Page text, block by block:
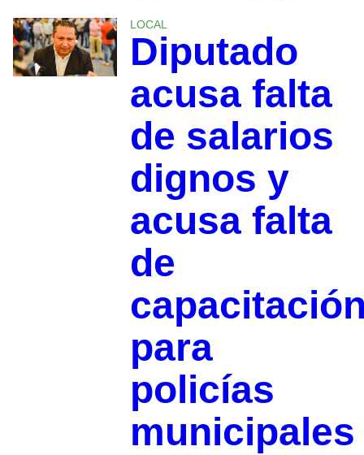
LOCAL
Diputado
acusa falta
de salarios
dignos y
acusa falta
de
para
policías
municipales